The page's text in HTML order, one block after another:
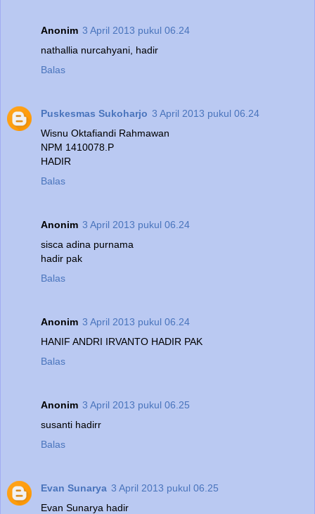
Anonim 3 April 2013 pukul 06.24
nathallia nurcahyani, hadir
Balas
Puskesmas Sukoharjo 3 April 2013 pukul 06.24
Wisnu Oktafiandi Rahmawan
NPM 1410078.P
HADIR
Balas
Anonim 3 April 2013 pukul 06.24
sisca adina purnama
hadir pak
Balas
Anonim 3 April 2013 pukul 06.24
HANIF ANDRI IRVANTO HADIR PAK
Balas
Anonim 3 April 2013 pukul 06.25
susanti hadirr
Balas
Evan Sunarya 3 April 2013 pukul 06.25
Evan Sunarya hadir